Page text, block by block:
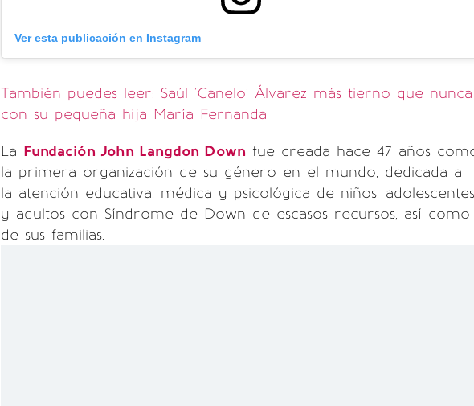
Ver esta publicación en Instagram
También puedes leer: Saúl 'Canelo' Álvarez más tierno que nunca
con su pequeña hija María Fernanda
La Fundación John Langdon Down fue creada hace 47 años
la primera organización de su género en el mundo, dedicada a
la atención educativa, médica y psicológica de niños, adolescentes
y adultos con Síndrome de Down de escasos recursos, así como
de sus familias.